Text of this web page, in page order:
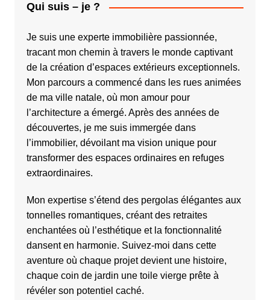
Qui suis – je ?
Je suis une experte immobilière passionnée,
tracant mon chemin à travers le monde captivant
de la création d’espaces extérieurs exceptionnels.
Mon parcours a commencé dans les rues animées
de ma ville natale, où mon amour pour
l’architecture a émergé. Après des années de
découvertes, je me suis immergée dans
l’immobilier, dévoilant ma vision unique pour
transformer des espaces ordinaires en refuges
extraordinaires.
Mon expertise s’étend des pergolas élégantes aux
tonnelles romantiques, créant des retraites
enchantées où l’esthétique et la fonctionnalité
dansent en harmonie. Suivez-moi dans cette
aventure où chaque projet devient une histoire,
chaque coin de jardin une toile vierge prête à
révéler son potentiel caché.